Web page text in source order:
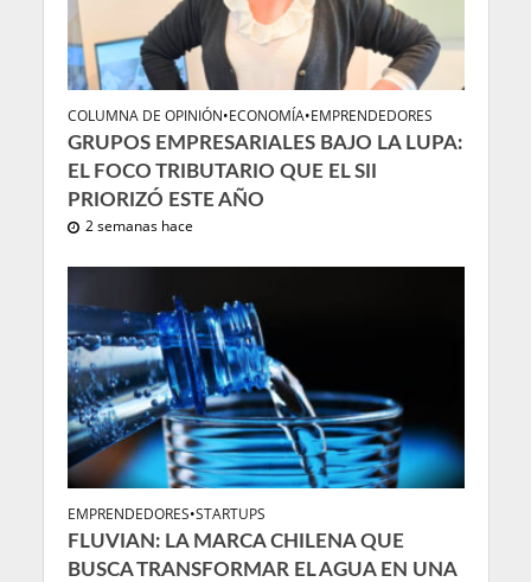
COLUMNA DE OPINIÓN•ECONOMÍA•EMPRENDEDORES
GRUPOS EMPRESARIALES BAJO LA LUPA:
EL FOCO TRIBUTARIO QUE EL SII
PRIORIZÓ ESTE AÑO
2 semanas hace
EMPRENDEDORES•STARTUPS
FLUVIAN: LA MARCA CHILENA QUE
BUSCA TRANSFORMAR EL AGUA EN UNA